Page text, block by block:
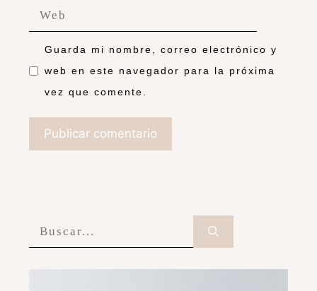
Guarda mi nombre, correo electrónico y
web en este navegador para la próxima
vez que comente.